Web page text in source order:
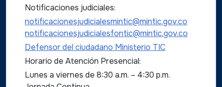
Notificaciones judiciales:
notificacionesjudicialesmintic@mintic.gov.co
notificacionesjudicialesfontic@mintic.gov.co
Defensor del ciudadano Ministerio TIC
Horario de Atención Presencial:
Lunes a viernes de 8:30 a.m. – 4:30 p.m.